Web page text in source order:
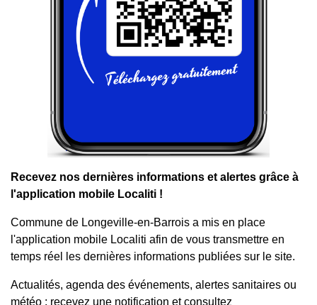
Recevez nos dernières informations et alertes grâce à
l'application mobile Localiti !
Commune de Longeville-en-Barrois a mis en place
l'application mobile Localiti afin de vous transmettre en
temps réel les dernières informations publiées sur le site.
Actualités, agenda des événements, alertes sanitaires ou
météo : recevez une notification et consultez